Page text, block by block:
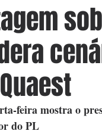
feira mostra o
do PL